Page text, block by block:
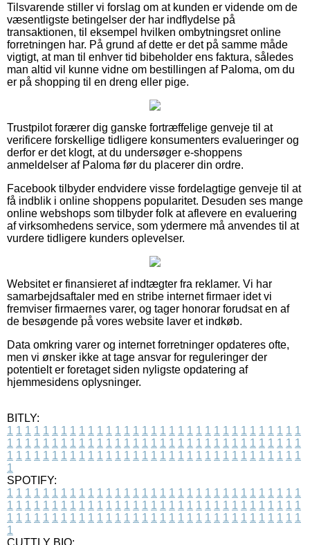
Tilsvarende stiller vi forslag om at kunden er vidende om de
væsentligste betingelser der har indflydelse på
transaktionen, til eksempel hvilken ombytningsret online
forretningen har. På grund af dette er det på samme måde
vigtigt, at man til enhver tid bibeholder ens faktura, således
man altid vil kunne vidne om bestillingen af Paloma, om du
er på shopping til en dreng eller pige.
Trustpilot forærer dig ganske fortræffelige genveje til at
verificere forskellige tidligere konsumenters evalueringer og
derfor er det klogt, at du undersøger e-shoppens
anmeldelser af Paloma før du placerer din ordre.
Facebook tilbyder endvidere visse fordelagtige genveje til at
få indblik i online shoppens popularitet. Desuden ses mange
online webshops som tilbyder folk at aflevere en evaluering
af virksomhedens service, som ydermere må anvendes til at
vurdere tidligere kunders oplevelser.
Websitet er finansieret af indtægter fra reklamer. Vi har
samarbejdsaftaler med en stribe internet firmaer idet vi
fremviser firmaernes varer, og tager honorar forudsat en af
de besøgende på vores website laver et indkøb.
Data omkring varer og internet forretninger opdateres ofte,
men vi ønsker ikke at tage ansvar for reguleringer der
potentielt er foretaget siden nyligste opdatering af
hjemmesidens oplysninger.
BITLY:
1 1 1 1 1 1 1 1 1 1 1 1 1 1 1 1 1 1 1 1 1 1 1 1 1 1 1 1 1 1 1 1 1
1 1 1 1 1 1 1 1 1 1 1 1 1 1 1 1 1 1 1 1 1 1 1 1 1 1 1 1 1 1 1 1 1
1 1 1 1 1 1 1 1 1 1 1 1 1 1 1 1 1 1 1 1 1 1 1 1 1 1 1 1 1 1 1 1 1
1
SPOTIFY:
1 1 1 1 1 1 1 1 1 1 1 1 1 1 1 1 1 1 1 1 1 1 1 1 1 1 1 1 1 1 1 1 1
1 1 1 1 1 1 1 1 1 1 1 1 1 1 1 1 1 1 1 1 1 1 1 1 1 1 1 1 1 1 1 1 1
1 1 1 1 1 1 1 1 1 1 1 1 1 1 1 1 1 1 1 1 1 1 1 1 1 1 1 1 1 1 1 1 1
1
CUTTLY BIO: